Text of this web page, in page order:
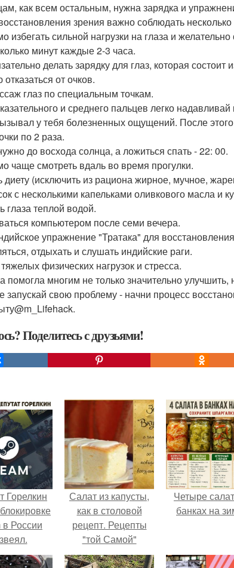
как всем остальным, нужна зарядка и
зрения важно соблюдать
избегать сильной нагрузки на глаза и
минут каждые 2-3 часа.
делать зарядку для глаз, которая состоит
от очков.
глаз по специальным точкам.
и среднего пальцев легко
у тебя болезненных ощущений. После
по 2 раза.
до восхода солнца, а ложиться спать - 22: 00.
чаще смотреть вдаль во время прогулки.
диету (исключить из рациона жирное, мучное,
с несколькими капельками оливкового масла и
глаза теплой водой.
компьютером после семи вечера.
упражнение "Тратака" для
отдыхать и слушать индийские раги.
физических нагрузок и стресса.
помогла многим не только значительно
запускай свою проблему - начни процесс
Поделитесь с друзьями!
Горелкин
в России
Салат из капусты,
как в столовой
рецепт. Рецепты
"той Самой"
столовской еды из
Четыре
банках на